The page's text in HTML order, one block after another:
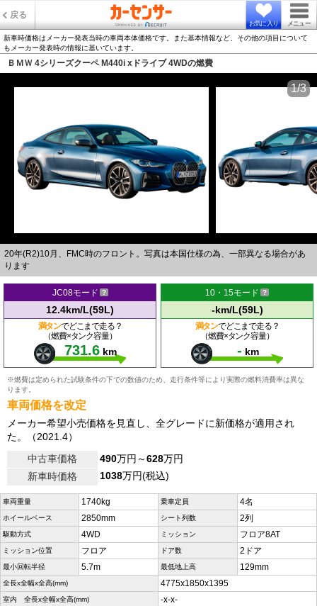
戻る
お気に入り メニュー
新車時価格はメーカー発表当時の車両本体価格です。また基本情報など、その他の項目について
もメーカー発表時の情報に基いています。
ＢＭＷ 4シリーズクーペ M440i xドライブ 4WDの燃費
20年(R2)10月、FMC時のフロント。写真は本国仕様の為、一部異なる場合があ
ります
1/3
JC08モード
12.4km/L(59L)
満タンでどこまで走る？
（燃費×タンク容量）
731.6 km
10・15モード
-km/L(59L)
満タンでどこまで走る？
（燃費×タンク容量）
- km
※燃費は定められた試験条件の下での数値のため、走行条件等により実際の燃料消費率は異な
ります。
車両価格を改定
メーカー希望小売価格を見直し、全グレードに新価格が適用され
た。（2021.4）
中古車価格
490万円～628万円
新車時価格
1038万円(税込)
車両重量 1740kg 乗車定員 4名
ホイールベース 2850mm シート列数 2列
駆動方式 4WD ミッション フロア8AT
ミッション位置 フロア ドア数 2ドア
最小回転半径 5.7m 最低地上高 129mm
全長x全幅x全高(mm) 4775x1850x1395
室内 全長x全幅x全高(mm) -x-x-